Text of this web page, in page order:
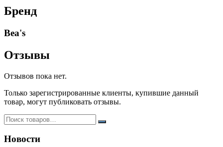
571
Бренд
Bea's
Отзывы
Отзывов пока нет.
Только зарегистрированные клиенты, купившие данный
товар, могут публиковать отзывы.
Новости